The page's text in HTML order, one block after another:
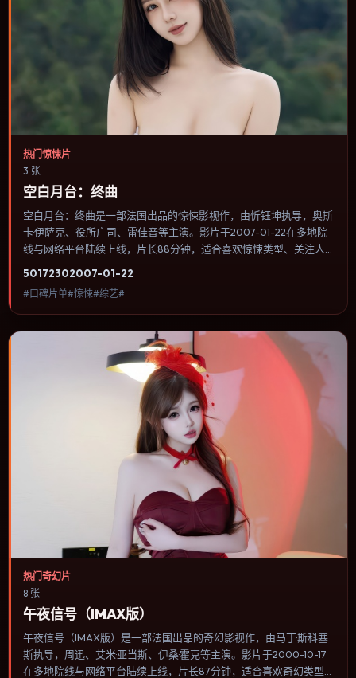
热门惊悚片
3 张
空白月台：终曲
空白月台：终曲是一部法国出品的惊悚影视作，由忻钰坤执导，奥斯
卡·伊萨克、役所广司、雷佳音等主演。影片于2007-01-22在多地院
线与网络平台陆续上线，片长88分钟，适合喜欢惊悚类型、关注人
听语言统一，可作为休闲观影或类型片补片的选择。
50172302007-01-22
#口碑片单#惊悚#综艺#
热门奇幻片
8 张
午夜信号（IMAX版）
午夜信号（IMAX版）是一部法国出品的奇幻影视作，由马丁·斯科塞
斯执导，周迅、艾米·亚当斯、伊桑·霍克等主演。影片于2000-10-17
在多地院线与网络平台陆续上线，片长87分钟，适合喜欢奇幻类型、